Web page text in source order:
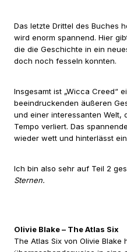
Das letzte Drittel des Buches
wird enorm spannend. Hier
die die Geschichte in ein
doch noch fesseln konnten.
Insgesamt ist „Wicca Creed“
beeindruckenden äußeren
und einer interessanten Welt,
Tempo verliert. Das
wieder wett und hinterlässt
Ich bin also sehr auf Teil 2
Sternen.
Olivie Blake – The Atlas Six
The Atlas Six von Olivie Blake